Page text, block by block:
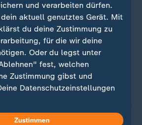
und verarbeiten dürfen.
aktuell genutztes Gerät. Mit
du deine Zustimmung zu
für die wir deine
Oder du legst unter
fest, welchen
Zustimmung gibst und
Datenschutzeinstellungen
widerrufen oder ändern.
Zustimmen